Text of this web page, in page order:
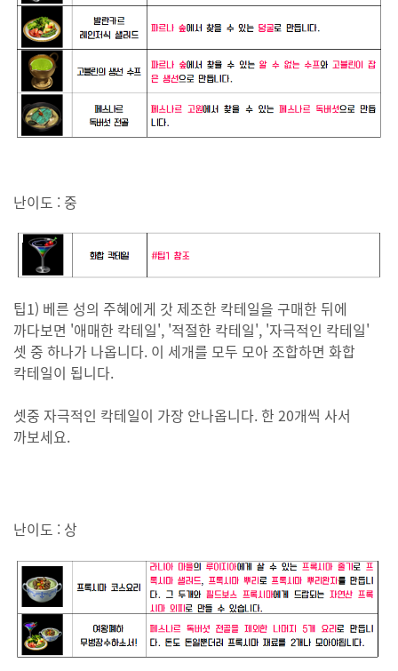
난이도 : 중
팁1) 베른 성의 주혜에게 갓 제조한 칵테일을 구매한 뒤에
까다보면 '애매한 칵테일', '적절한 칵테일', '자극적인 칵테일'
셋 중 하나가 나옵니다. 이 세개를 모두 모아 조합하면 화합
칵테일이 됩니다.
셋중 자극적인 칵테일이 가장 안나옵니다. 한 20개씩 사서
까보세요.
난이도 : 상